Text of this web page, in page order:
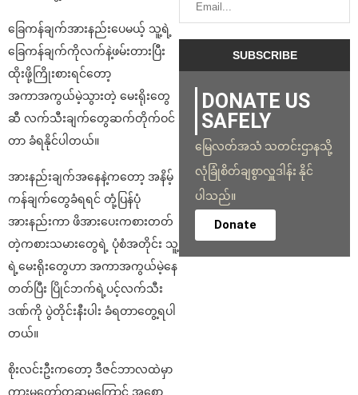
ခြေကန်ချက်အားနည်းပေမယ့် သူ့ရဲ့
ခြေကန်ချက်ကိုလက်နဲ့ဖမ်းတားပြီး
ထိုးဖို့ကြိုးစားရင်တော့
အကာအကွယ်မဲ့သွားတဲ့ မေးရိုးတွေ
ဆီ လက်သီးချက်တွေဆက်တိုက်ဝင်
တာ ခံရနိုင်ပါတယ်။
အားနည်းချက်အနေနဲ့ကတော့ အနိမ့်
ကန်ချက်တွေခံရရင် တုံ့ပြန်ပုံ
အားနည်းကာ ဖိအားပေးကစားတတ်
တဲ့ကစားသမားတွေရဲ့ ပုံစံအတိုင်း သူ့
ရဲ့မေးရိုးတွေဟာ အကာအကွယ်မဲ့နေ
တတ်ပြီး ပြိုင်ဘက်ရဲ့ပင့်လက်သီး
ဒဏ်ကို ပွဲတိုင်းနီးပါး ခံရတာတွေ့ရပါ
တယ်။
စိုးလင်းဦးကတော့ ဒီဇင်ဘာလထဲမှာ
ကားမတော်တဆမှုကြောင့် အစော
DONATE US
SAFELY
မြေလတ်အသံ သတင်းဌာနသို့
လုံခြုံစိတ်ချစွာလှူဒါန်း နိုင်
ပါသည်။
Donate